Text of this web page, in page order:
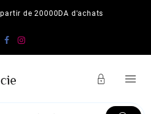
de 20000DA d'achats